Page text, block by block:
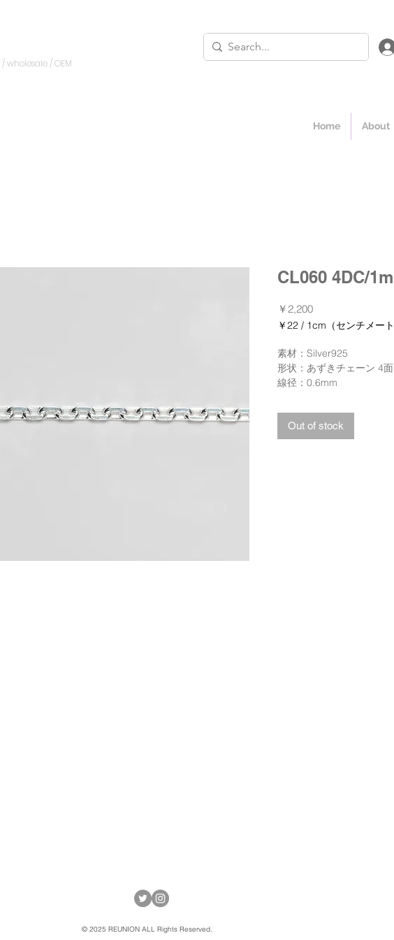
/ wholesale / OEM
Home About
CL060 4DC/
￥2,200価
格
￥22 / 1cm（センチメート
ご
と
に
￥22
素材：Silver925
形状：あずきチェーン 4
線径：0.6mm
単位：1m 売り
商品価格は（税抜き）価格
Out of stock
© 2025 REUNION ALL Rights Reserved.